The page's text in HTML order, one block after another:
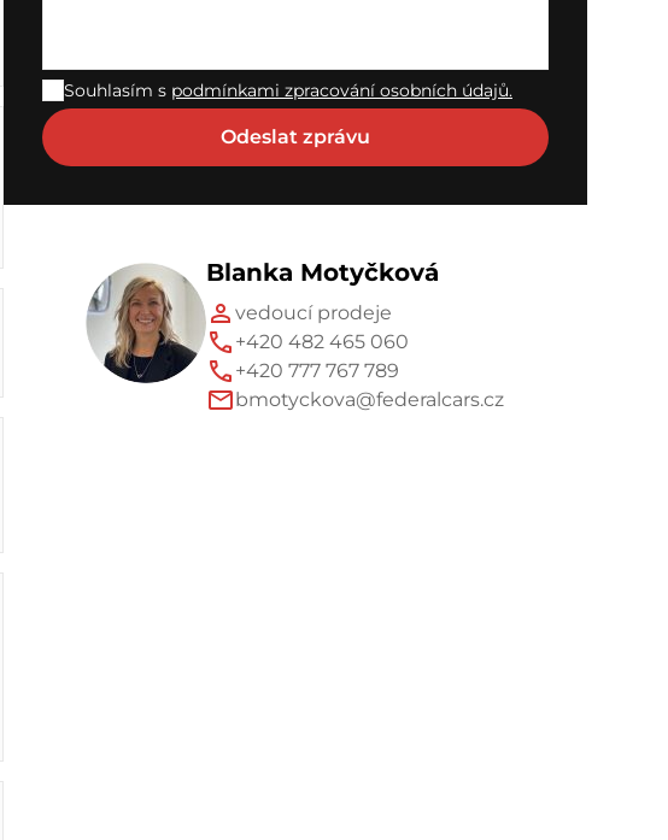
Souhlasím s podmínkami zpracování osobních údajů.
Blanka Motyčková
vedoucí prodeje
+420 482 465 060
+420 777 767 789
bmotyckova@federalcars.cz